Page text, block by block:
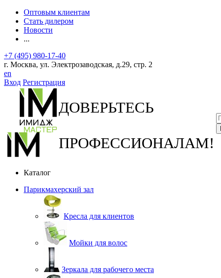
Оптовым клиентам
Стать дилером
Новости
...
+7 (495) 980-17-40
г. Москва, ул. Электрозаводская, д.29, стр. 2
en
Вход Регистрация
ДОВЕРЬТЕСЬ
ПРОФЕССИОНАЛАМ!
Каталог
Парикмахерский зал
Кресла для клиентов
Мойки для волос
Зеркала для рабочего места